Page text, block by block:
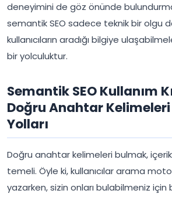
deneyimini de göz önünde
semantik SEO sadece teknik bir olgu
kullanıcıların aradığı bilgiye
bir yolculuktur.
Semantik SEO Kullanım
Doğru Anahtar Kelimeleri
Yolları
Doğru anahtar kelimeleri bulmak,
temeli. Öyle ki, kullanıcılar arama
yazarken, sizin onları bulabilmeniz için